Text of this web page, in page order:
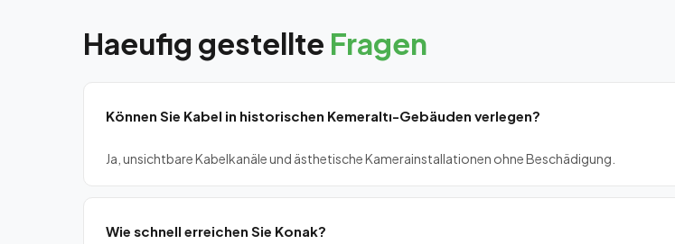
Haeufig gestellte Fragen
Können Sie Kabel in historischen Kemeraltı-Gebäuden verlegen?
Ja, unsichtbare Kabelkanäle und ästhetische Kamerainstallationen ohne Beschädigung.
Wie schnell erreichen Sie Konak?